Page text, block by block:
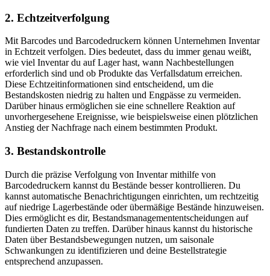
2. Echtzeitverfolgung
Mit Barcodes und Barcodedruckern können Unternehmen Inventar
in Echtzeit verfolgen. Dies bedeutet, dass du immer genau weißt,
wie viel Inventar du auf Lager hast, wann Nachbestellungen
erforderlich sind und ob Produkte das Verfallsdatum erreichen.
Diese Echtzeitinformationen sind entscheidend, um die
Bestandskosten niedrig zu halten und Engpässe zu vermeiden.
Darüber hinaus ermöglichen sie eine schnellere Reaktion auf
unvorhergesehene Ereignisse, wie beispielsweise einen plötzlichen
Anstieg der Nachfrage nach einem bestimmten Produkt.
3. Bestandskontrolle
Durch die präzise Verfolgung von Inventar mithilfe von
Barcodedruckern kannst du Bestände besser kontrollieren. Du
kannst automatische Benachrichtigungen einrichten, um rechtzeitig
auf niedrige Lagerbestände oder übermäßige Bestände hinzuweisen.
Dies ermöglicht es dir, Bestandsmanagemententscheidungen auf
fundierten Daten zu treffen. Darüber hinaus kannst du historische
Daten über Bestandsbewegungen nutzen, um saisonale
Schwankungen zu identifizieren und deine Bestellstrategie
entsprechend anzupassen.